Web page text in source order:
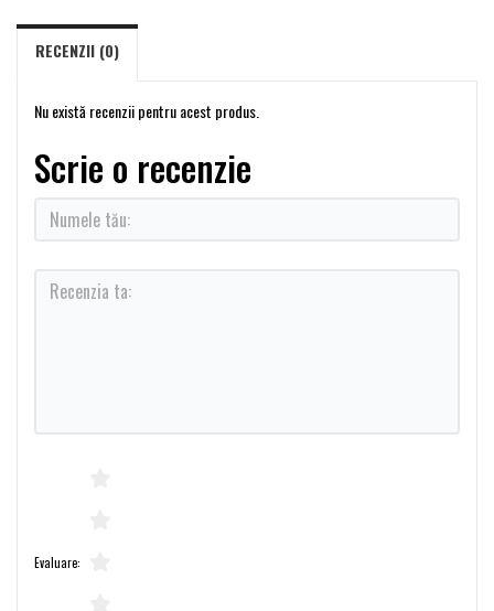
RECENZII (0)
Nu există recenzii pentru acest produs.
Scrie o recenzie
Evaluare: